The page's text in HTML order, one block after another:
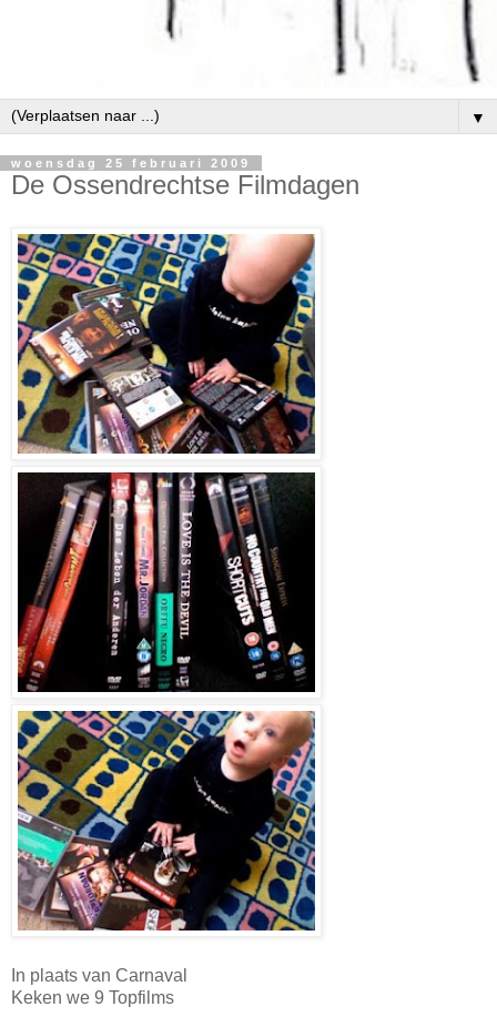
▼
woensdag 25 februari 2009
De Ossendrechtse Filmdagen
In plaats van Carnaval
Keken we 9 Topfilms